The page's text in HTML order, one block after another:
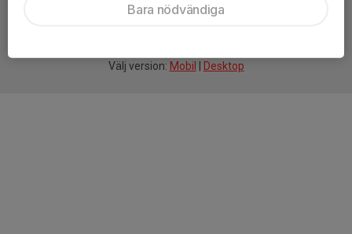
Välj version: Mobil Desktop
Bara nödvändiga